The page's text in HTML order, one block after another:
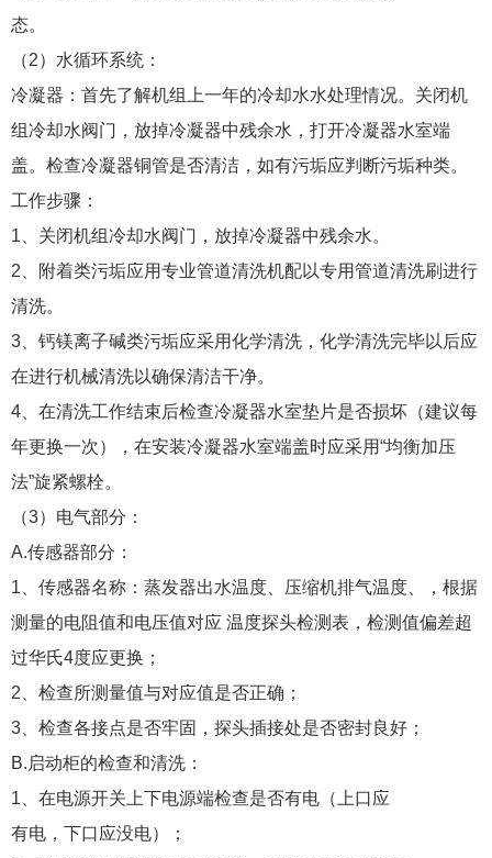
态。
（2）水循环系统：
冷凝器：首先了解机组上一年的冷却水水处理情况。关闭机
组冷却水阀门，放掉冷凝器中残余水，打开冷凝器水室端
盖。检查冷凝器铜管是否清洁，如有污垢应判断污垢种类。
工作步骤：
1、关闭机组冷却水阀门，放掉冷凝器中残余水。
2、附着类污垢应用专业管道清洗机配以专用管道清洗刷进行
清洗。
3、钙镁离子碱类污垢应采用化学清洗，化学清洗完毕以后应
在进行机械清洗以确保清洁干净。
4、在清洗工作结束后检查冷凝器水室垫片是否损坏（建议每
年更换一次），在安装冷凝器水室端盖时应采用“均衡加压
法”旋紧螺栓。
（3）电气部分：
A.传感器部分：
1、传感器名称：蒸发器出水温度、压缩机排气温度、，根据
测量的电阻值和电压值对应 温度探头检测表，检测值偏差超
过华氏4度应更换；
2、检查所测量值与对应值是否正确；
3、检查各接点是否牢固，探头插接处是否密封良好；
B.启动柜的检查和清洗：
1、在电源开关上下电源端检查是否有电（上口应
有电，下口应没电）；